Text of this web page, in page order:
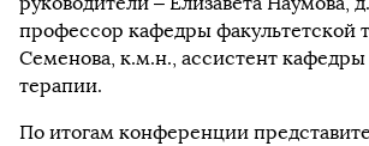
профессор кафедры факультетской
Семенова, к.м.н., ассистент кафедры
терапии.
По итогам конференции